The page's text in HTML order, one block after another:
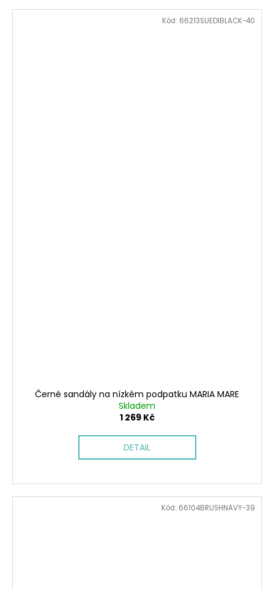
Černé sandály na nízkém podpatku MARIA MARE
Skladem
1 269 Kč
DETAIL
Kód: 66213SUEDIBLACK-40
Kód: 66104BRUSHNAVY-39